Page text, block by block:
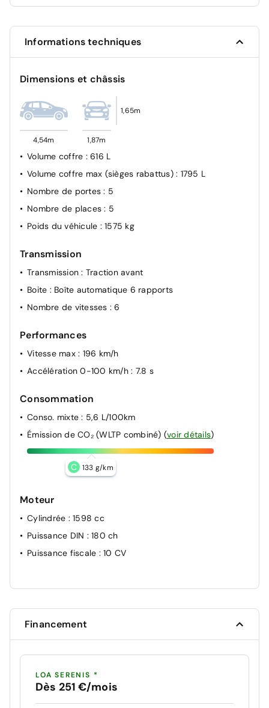
Contrôle de vitesse en descente
Direction assistée électrique
eCall: appel d'urgence automatique aux services de
secours avec géolocalisation du véhicule
Eclairage additionnel en virage
Frein de parking électrique avec fonction auto-hold
intersections
Freinage d'urgence autonome avec reconnaissance
au volant
Limiteur de vitesse intelligent
Protections de seuils de portes grain métal
l'arrêt)
Rétroviseurs intérieur jour/nuit automatique
Surveillance des angles morts avec assistance active
au changement de voie
Système ISOFIX pour siège enfant aux places latérales
AR
Verrouillage automatique des portes en roulant
Verrouillage centralisé
Vitres AV/AR électriques séquentielles
Volant chauffant
Informations techniques
Dimensions et châssis
4,54m 1,87m
1,65m
Volume coffre : 616 L
Volume coffre max (sièges rabattus) : 1795 L
Nombre de portes: 5
Nombre de places: 5
Poids du véhicule : 1575 kg
Transmission
Transmission: Traction avant
Boite : Boîte automatique 6 rapports
Nombre de vitesses : 6
Performances
Vitesse max : 196 km/h
Accélération 0-100 km/h : 7.8 s
Consommation
Conso. mixte: 5,6 L/100km
Émission de CO₂ (WLTP combiné) (voir détails)
C 133 g/km
Moteur
Cylindrée : 1598 cc
Puissance DIN : 180 ch
Puissance fiscale : 10 CV
Financement
LOA SERENIS *
Dès 251 €/mois